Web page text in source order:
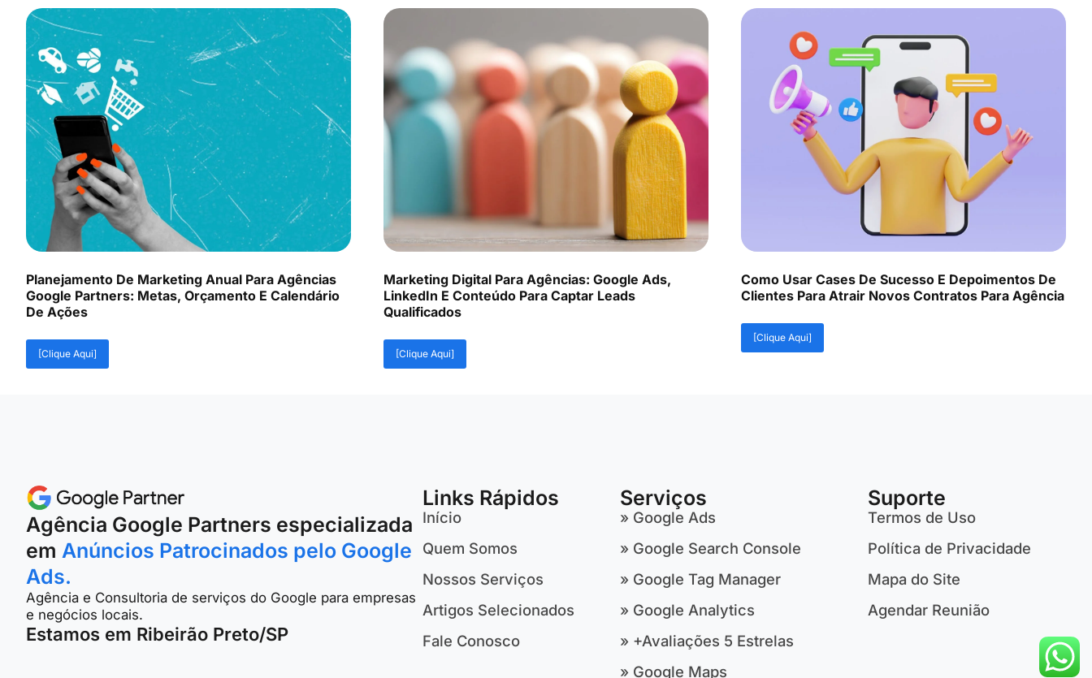
Planejamento De Marketing Anual Para Agências
Google Partners: Metas, Orçamento E Calendário
De Ações
[Clique Aqui]
Marketing Digital Para Agências: Google Ads,
LinkedIn E Conteúdo Para Captar Leads
Qualificados
[Clique Aqui]
Como Usar Cases De Sucesso E Depoimentos De
Clientes Para Atrair Novos Contratos Para Agência
[Clique Aqui]
Agência Google Partners especializada
em Anúncios Patrocinados pelo Google
Ads.
Agência e Consultoria de serviços do Google para empresas
e negócios locais.
Estamos em Ribeirão Preto/SP
Links Rápidos
Início
Quem Somos
Nossos Serviços
Artigos Selecionados
Fale Conosco
Serviços
» Google Ads
» Google Search Console
» Google Tag Manager
» Google Analytics
» +Avaliações 5 Estrelas
» Google Maps
Suporte
Termos de Uso
Política de Privacidade
Mapa do Site
Agendar Reunião